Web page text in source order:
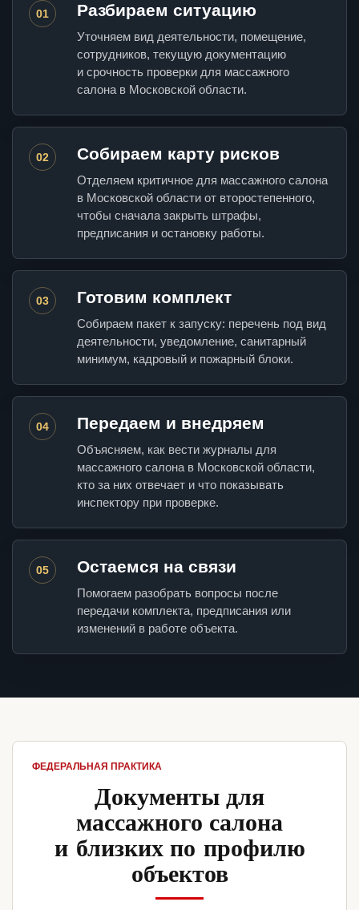
01 Разбираем ситуацию
Уточняем вид деятельности, помещение,
сотрудников, текущую документацию
и срочность проверки для массажного
салона в Московской области.
02 Собираем карту рисков
Отделяем критичное для массажного салона
в Московской области от второстепенного,
чтобы сначала закрыть штрафы,
предписания и остановку работы.
03 Готовим комплект
Собираем пакет к запуску: перечень под вид
деятельности, уведомление, санитарный
минимум, кадровый и пожарный блоки.
04 Передаем и внедряем
Объясняем, как вести журналы для
массажного салона в Московской области,
кто за них отвечает и что показывать
инспектору при проверке.
05 Остаемся на связи
Помогаем разобрать вопросы после
передачи комплекта, предписания или
изменений в работе объекта.
ФЕДЕРАЛЬНАЯ ПРАКТИКА
Документы для
массажного салона
и близких по профилю
объектов